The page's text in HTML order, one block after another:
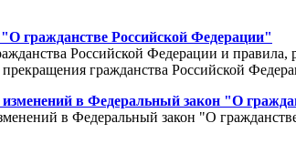
гражданстве Российской Федерации"
Российской Федерации и
гражданства Российской
в Федеральный закон "О
в Федеральный закон "О